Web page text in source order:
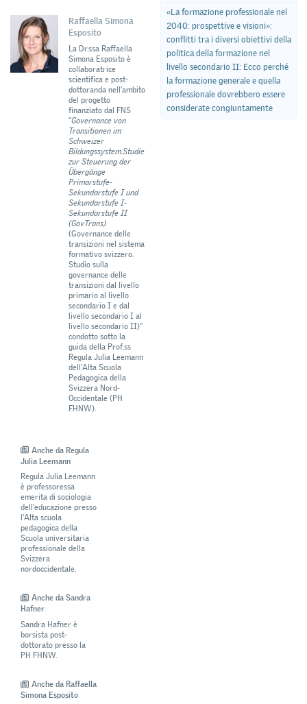
Raffaella Simona
Esposito
La Dr.ssa Raffaella
Simona Esposito è
collaboratrice
scientifica e post-
dottoranda nell'ambito
del progetto
finanziato dal FNS
"Governance von
Transitionen im
Schweizer
Bildungssystem.Studie
zur Steuerung der
Übergänge
Primarstufe-
Sekundarstufe I und
Sekundarstufe I-
Sekundarstufe II
(GovTrans)
(Governance delle
transizioni nel sistema
formativo svizzero.
Studio sulla
governance delle
transizioni dal livello
primario al livello
secondario I e dal
livello secondario I al
livello secondario II)"
condotto sotto la
guida della Prof.ss
Regula Julia Leemann
dell'Alta Scuola
Pedagogica della
Svizzera Nord-
Occidentale (PH
FHNW).
Anche da Regula
Julia Leemann
Regula Julia Leemann
è professoressa
emerita di sociologia
dell'educazione presso
l'Alta scuola
pedagogica della
Scuola universitaria
professionale della
Svizzera
nordoccidentale.
Anche da Sandra
Hafner
Sandra Hafner è
borsista post-
dottorato presso la
PH FHNW.
Anche da Raffaella
Simona Esposito
«La formazione professionale nel
2040: prospettive e visioni»:
conflitti tra i diversi obiettivi della
politica della formazione nel
livello secondario II: Ecco perché
la formazione generale e quella
professionale dovrebbero essere
considerate congiuntamente